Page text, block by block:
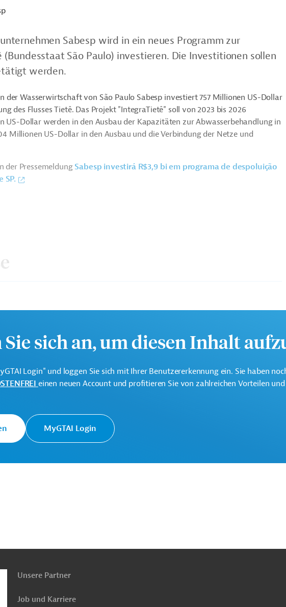
Sabesp wird in ein neues Programm zur
(Bundesstaat São Paulo) investieren. Die Investitionen sollen
werden.
der Wasserwirtschaft von São Paulo Sabesp investiert 757 Millionen US-Dollar
des Flusses Tietê. Das Projekt "IntegraTietê" soll von 2023 bis 2026
US-Dollar werden in den Ausbau der Kapazitäten zur Abwasserbehandlung in
Millionen US-Dollar in den Ausbau und die Verbindung der Netze und
der Pressemeldung Sabesp investirá R$3,9 bi em programa de despoluição
SP.
und Anlagenbau, übergreifend
sich an, um diesen Inhalt
Login" und loggen Sie sich mit Ihrer Benutzererkennung ein. Sie haben
einen neuen Account und profitieren Sie von zahlreichen Vorteilen
MyGTAI Login
oben
Unsere Partner
Job und Karriere